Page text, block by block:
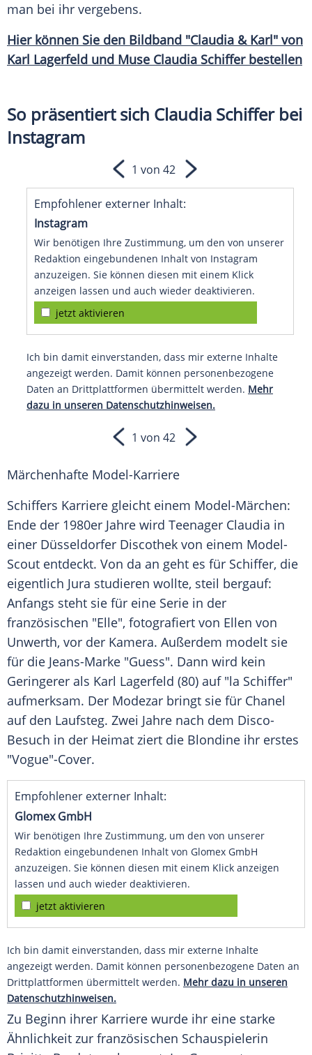
man bei ihr vergebens.
Hier können Sie den Bildband "Claudia & Karl" von
Karl Lagerfeld und Muse Claudia Schifferbestellen
So präsentiert sich Claudia Schiffer bei
Instagram
Empfohlener externer Inhalt:
Instagram
Wir benötigen Ihre Zustimmung, um den von unserer
Redaktion eingebundenen Inhalt von Instagram
anzuzeigen. Sie können diesen mit einem Klick
anzeigen lassen und auch wieder deaktivieren.
jetzt aktivieren
Ich bin damit einverstanden, dass mir externe Inhalte
angezeigt werden. Damit können personenbezogene
Daten an Drittplattformen übermittelt werden. Mehr
dazu in unseren Datenschutzhinweisen.
1 von 42
1 von 42
Märchenhafte Model-Karriere
Schiffers Karriere gleicht einem Model-Märchen:
Ende der 1980er Jahre wird Teenager Claudia in
einer Düsseldorfer Discothek von einem Model-
Scout entdeckt. Von da an geht es für Schiffer, die
eigentlich Jura studieren wollte, steil bergauf:
Anfangs steht sie für eine Serie in der
französischen "Elle", fotografiert von Ellen von
Unwerth, vor der Kamera. Außerdem modelt sie
für die Jeans-Marke "Guess". Dann wird kein
Geringerer als Karl Lagerfeld (80) auf "la Schiffer"
aufmerksam. Der Modezar bringt sie für Chanel
auf den Laufsteg. Zwei Jahre nach dem Disco-
Besuch in der Heimat ziert die Blondine ihr erstes
"Vogue"-Cover.
Empfohlener externer Inhalt:
Glomex GmbH
Wir benötigen Ihre Zustimmung, um den von unserer
Redaktion eingebundenen Inhalt von Glomex GmbH
anzuzeigen. Sie können diesen mit einem Klick anzeigen
lassen und auch wieder deaktivieren.
jetzt aktivieren
Ich bin damit einverstanden, dass mir externe Inhalte
angezeigt werden. Damit können personenbezogene Daten an
Drittplattformen übermittelt werden. Mehr dazu in unseren
Datenschutzhinweisen.
Zu Beginn ihrer Karriere wurde ihr eine starke
Ähnlichkeit zur französischen Schauspielerin